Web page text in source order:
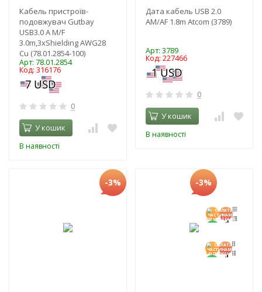
Кабель пристроїв-
подовжувач Gutbay
USB3.0 A M/F
3.0m,3xShielding AWG28
Cu (78.01.2854-100)
Арт: 78.01.2854
Код: 316176
0
У кошик
В наявності
Дата кабель USB 2.0
AM/AF 1.8m Atcom (3789)
Арт: 3789
Код: 227466
0
У кошик
В наявності
-3% -3%